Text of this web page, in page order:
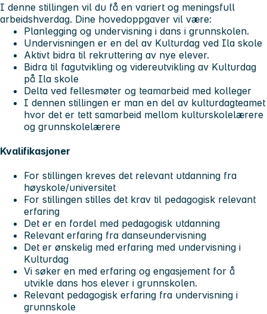
I denne stillingen vil du få en variert og meningsfull
arbeidshverdag. Dine hovedoppgaver vil være:
Planlegging og undervisning i dans i grunnskolen.
Undervisningen er en del av Kulturdag ved Ila skole
Aktivt bidra til rekruttering av nye elever.
Bidra til fagutvikling og videreutvikling av Kulturdag
på Ila skole
Delta ved fellesmøter og teamarbeid med kolleger
I dennen stillingen er man en del av kulturdagteamet
hvor det er tett samarbeid mellom kulturskolelærere
og grunnskolelærere
Kvalifikasjoner
For stillingen kreves det relevant utdanning fra
høyskole/universitet
For stillingen stilles det krav til pedagogisk relevant
erfaring
Det er en fordel med pedagogisk utdanning
Relevant erfaring fra danseundervisning
Det er ønskelig med erfaring med undervisning i
Kulturdag
Vi søker en med erfaring og engasjement for å
utvikle dans hos elever i grunnskolen.
Relevant pedagogisk erfaring fra undervisning i
grunnskole